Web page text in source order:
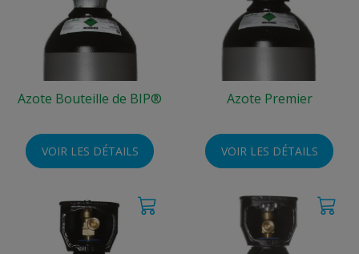
Azote Bouteille de BIP®
VOIR LES DÉTAILS
Azote Premier
VOIR LES DÉTAILS